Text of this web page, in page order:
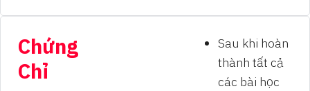
Chứng
Chỉ
Sau khi hoàn
thành tất cả
các bài học